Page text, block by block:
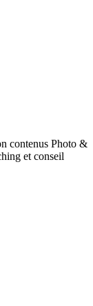
contenus Photo &
et conseil